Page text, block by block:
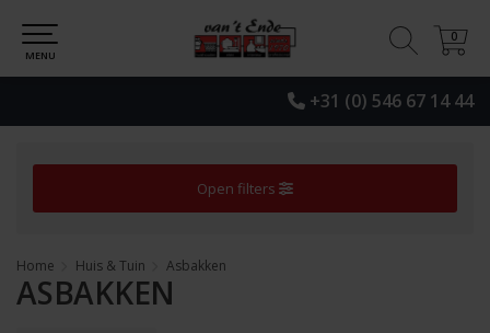
+31 (0) 546 67 14 44
0
0
MENU
Open filters
Home Huis & Tuin Asbakken
ASBAKKEN